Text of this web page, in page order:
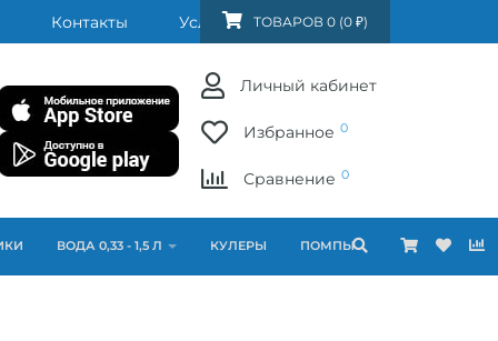
Контакты Услуги FAQ
ТОВАРОВ 0 (0 ₽)
Личный кабинет
Избранное 0
Сравнение 0
ВОДА 0,33 - 1,5 Л КУЛЕРЫ ПОМПЫ